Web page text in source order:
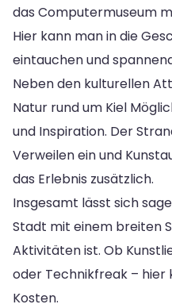
das Computermuseum
Hier kann man in die
eintauchen und
Neben den kulturellen
Natur rund um Kiel
und Inspiration. Der
Verweilen ein und
das Erlebnis zusätzlich.
Insgesamt lässt sich
Stadt mit einem breiten
Aktivitäten ist. Ob
oder Technikfreak – hier
Kosten.